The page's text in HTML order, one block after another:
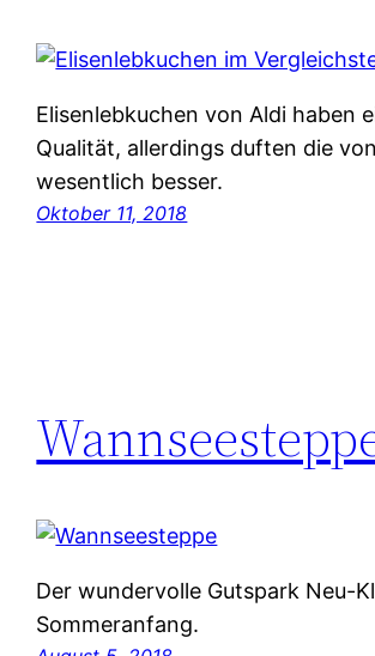
Elisenlebkuchen von Aldi haben
Qualität, allerdings duften die
wesentlich besser.
Oktober 11, 2018
Der wundervolle Gutspark Neu-
Sommeranfang.